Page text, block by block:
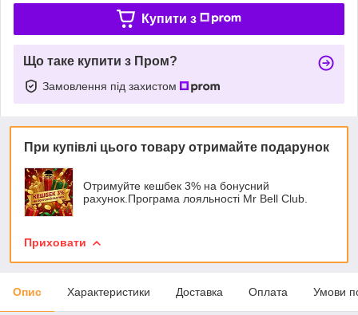
Купити з
Що таке купити з Пром?
Замовлення під захистом
При купівлі цього товару отримайте подарунок
Отримуйте кешбек 3% на бонусний
рахунок.Програма лояльності Mr Bell Club.
Приховати
Опис Характеристики Доставка Оплата Умови